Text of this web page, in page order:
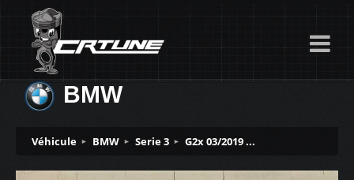
BMW
Véhicule BMW Serie 3 G2x 03/2019 ...